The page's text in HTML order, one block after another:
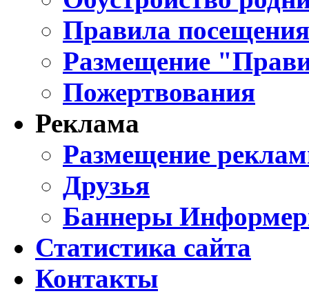
Правила
Размещение
Пожертвования
Реклама
Размещение
Друзья
Баннеры
Статистика сайта
Контакты